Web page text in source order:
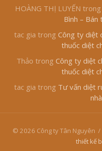
HOÀNG THỊ LUYẾN trong
Bình –
tac gia trong Công ty diệt
thuốc diệt
Thảo trong Công ty diệt
thuốc diệt
tac gia trong Tư vấn diệt
© 2026 Công ty Tân Nguyên /
thiết kế